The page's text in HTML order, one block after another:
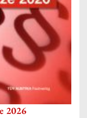
2026